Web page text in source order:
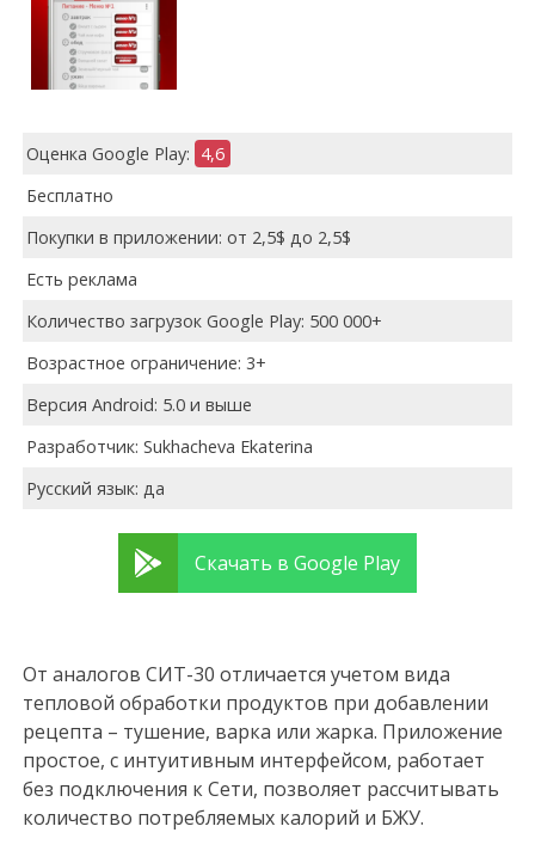
Оценка Google Play: 4,6
Бесплатно
Покупки в приложении: от 2,5$ до 2,5$
Есть реклама
Количество загрузок Google Play: 500 000+
Возрастное ограничение: 3+
Версия Android: 5.0 и выше
Разработчик: Sukhacheva Ekaterina
Русский язык: да
Скачать в Google Play
От аналогов СИТ-30 отличается учетом вида
тепловой обработки продуктов при добавлении
рецепта – тушение, варка или жарка. Приложение
простое, с интуитивным интерфейсом, работает
без подключения к Сети, позволяет рассчитывать
количество потребляемых калорий и БЖУ.